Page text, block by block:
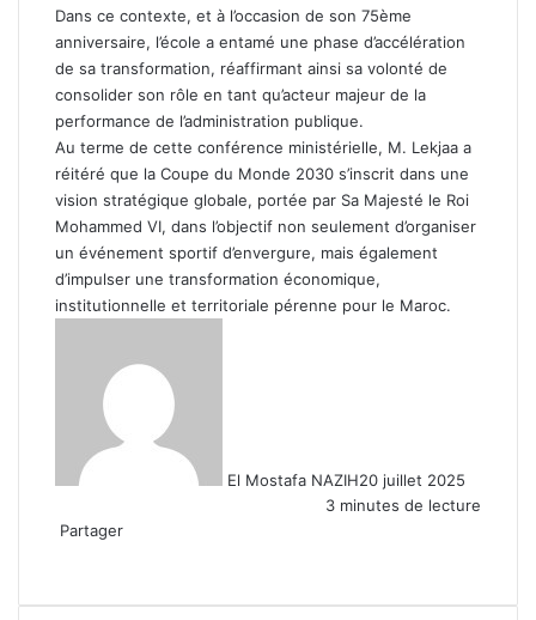
Dans ce contexte, et à l’occasion de son 75ème
anniversaire, l’école a entamé une phase d’accélération
de sa transformation, réaffirmant ainsi sa volonté de
consolider son rôle en tant qu’acteur majeur de la
performance de l’administration publique.
Au terme de cette conférence ministérielle, M. Lekjaa a
réitéré que la Coupe du Monde 2030 s’inscrit dans une
vision stratégique globale, portée par Sa Majesté le Roi
Mohammed VI, dans l’objectif non seulement d’organiser
un événement sportif d’envergure, mais également
d’impulser une transformation économique,
institutionnelle et territoriale pérenne pour le Maroc.
El Mostafa NAZIH20 juillet 2025
3 minutes de lecture
Partager
email